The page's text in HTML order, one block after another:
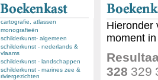
cartografie, atlassen
monografieën
schilderkunst- algemeen
schilderkunst - nederlands &
vlaams
schilderkunst - landschappen
schilderkunst - marines zee &
riviergezichten
Hieronder
moment
328 329